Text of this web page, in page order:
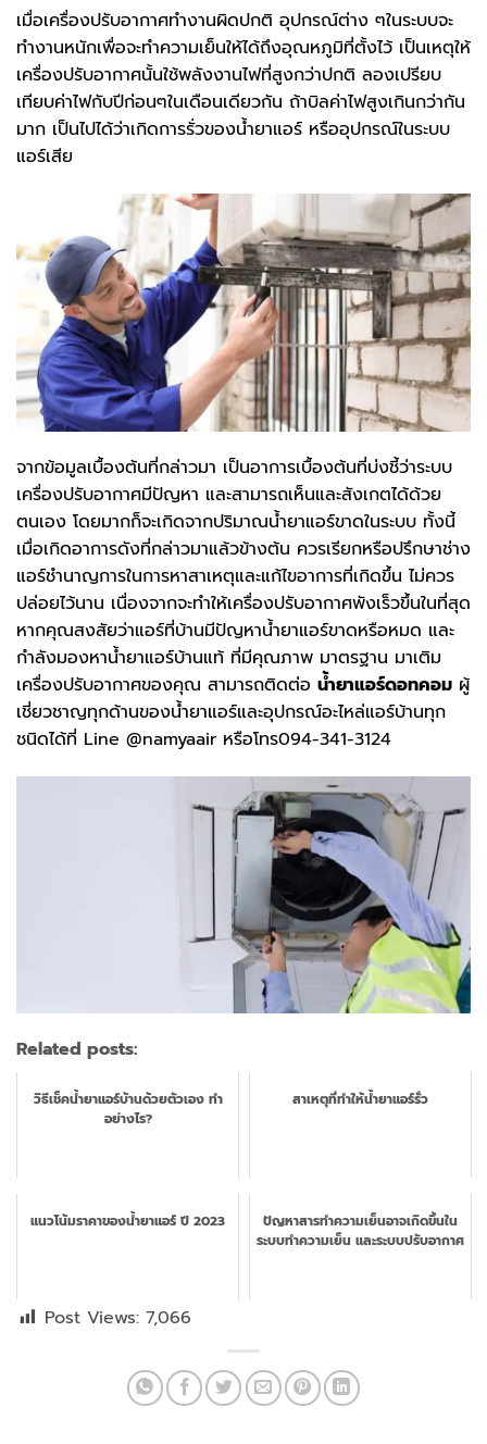
เมื่อเครื่องปรับอากาศทำงานผิดปกติ อุปกรณ์ต่าง ๆในระบบจะ
ทำงานหนักเพื่อจะทำความเย็นให้ได้ถึงอุณหภูมิที่ตั้งไว้ เป็นเหตุให้
เครื่องปรับอากาศนั้นใช้พลังงานไฟที่สูงกว่าปกติ ลองเปรียบ
เทียบค่าไฟกับปีก่อนๆในเดือนเดียวกัน ถ้าบิลค่าไฟสูงเกินกว่ากัน
มาก เป็นไปได้ว่าเกิดการรั่วของน้ำยาแอร์ หรืออุปกรณ์ในระบบ
แอร์เสีย
จากข้อมูลเบื้องต้นที่กล่าวมา เป็นอาการเบื้องต้นที่บ่งชี้ว่าระบบ
เครื่องปรับอากาศมีปัญหา และสามารถเห็นและสังเกตได้ด้วย
ตนเอง โดยมากก็จะเกิดจากปริมาณน้ำยาแอร์ขาดในระบบ ทั้งนี้
เมื่อเกิดอาการดังที่กล่าวมาแล้วข้างต้น ควรเรียกหรือปรึกษาช่าง
แอร์ชำนาญการในการหาสาเหตุและแก้ไขอาการที่เกิดขึ้น ไม่ควร
ปล่อยไว้นาน เนื่องจากจะทำให้เครื่องปรับอากาศพังเร็วขึ้นในที่สุด
หากคุณสงสัยว่าแอร์ที่บ้านมีปัญหาน้ำยาแอร์ขาดหรือหมด และ
กำลังมองหาน้ำยาแอร์บ้านแท้ ที่มีคุณภาพ มาตรฐาน มาเติม
เครื่องปรับอากาศของคุณ สามารถติดต่อ น้ำยาแอร์ดอทคอม ผู้
เชี่ยวชาญทุกด้านของน้ำยาแอร์และอุปกรณ์อะไหล่แอร์บ้านทุก
ชนิดได้ที่ Line @namyaair หรือโทร094-341-3124
Related posts:
วิธีเช็คน้ำยาแอร์บ้านด้วยตัวเอง ทำ
อย่างไร?
สาเหตุที่ทำให้น้ำยาแอร์รั่ว
แนวโน้มราคาของน้ำยาแอร์ ปี 2023
ปัญหาสารทำความเย็นอาจเกิดขึ้นใน
ระบบทำความเย็น และระบบปรับอากาศ
Post Views: 7,066